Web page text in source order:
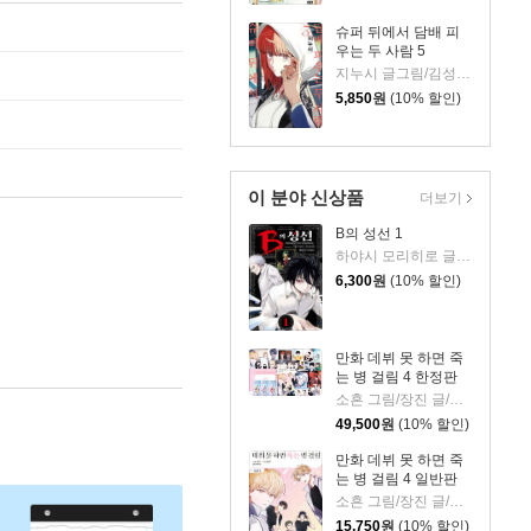
슈퍼 뒤에서 담배 피
우는 두 사람 5
5,850원 (10% 할인)
이 분야 신상품
B의 성선 1
하야시 모리히로 글그림
6,300원 (10% 할인)
만화 데뷔 못 하면 죽
는 병 걸림 4 한정판
49,500원 (10% 할인)
만화 데뷔 못 하면 죽
는 병 걸림 4 일반판
15,750원 (10% 할인)
더보기